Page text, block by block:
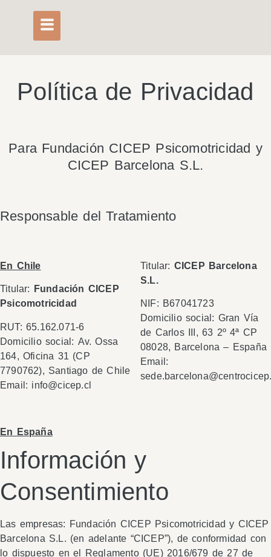
Política de Privacidad
Para Fundación CICEP Psicomotricidad y
CICEP Barcelona S.L.
Responsable del Tratamiento
En Chile
Titular:
Fundación CICEP
Psicomotricidad
RUT: 65.162.071-6
Domicilio social: Av. Ossa
164, Oficina 31 (CP
7790762), Santiago de Chile
Email: info@cicep.cl
En España
Titular: CICEP Barcelona
S.L.
NIF: B67041723
Domicilio social: Gran Vía
de Carlos III, 63 2º 4ª CP
08028, Barcelona – España
Email:
Información y
Consentimiento
Las empresas: Fundación CICEP Psicomotricidad y CICEP
Barcelona S.L. (en adelante “CICEP”), de conformidad con
lo dispuesto en el Reglamento (UE) 2016/679 de 27 de